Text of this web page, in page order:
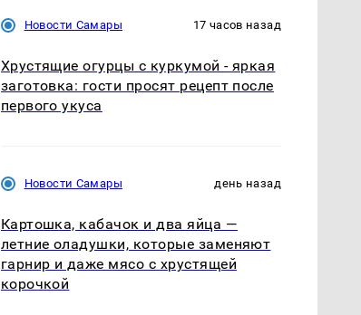
Новости Самары 17 часов назад
Хрустящие огурцы с куркумой - яркая
заготовка: гости просят рецепт после
первого укуса
Новости Самары день назад
Картошка, кабачок и два яйца —
летние оладушки, которые заменяют
гарнир и даже мясо с хрустящей
корочкой